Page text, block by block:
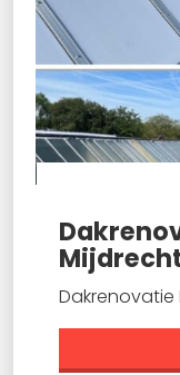
Dakrenovatie